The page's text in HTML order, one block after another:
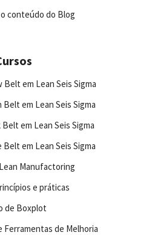
conteúdo do Blog
em Lean Seis Sigma
em Lean Seis Sigma
em Lean Seis Sigma
em Lean Seis Sigma
Manufactoring
e práticas
de Boxplot
Ferramentas de Melhoria